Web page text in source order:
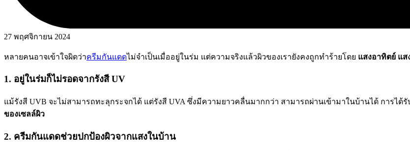
27 พฤศจิกายน 2024
หลายคนอาจเข้าใจผิดว่าครีมกันแดดไม่จำเป็นเมื่ออยู่ในร่ม แต่ความจริงแล้วผิวของเรายังคงถูกทำร้ายโดย แสงอาทิตย์ แ
1. อยู่ในร่มก็ไม่รอดจากรังสี UV
แม้รังสี UVB จะไม่สามารถทะลุกระจกได้ แต่รังสี UVA ซึ่งมีความยาวคลื่นมากกว่า สามารถผ่านเข้ามาในบ้านได้ การได้รั
ของเซลล์ผิว
2. ครีมกันแดดช่วยปกป้องผิวจากแสงในบ้าน